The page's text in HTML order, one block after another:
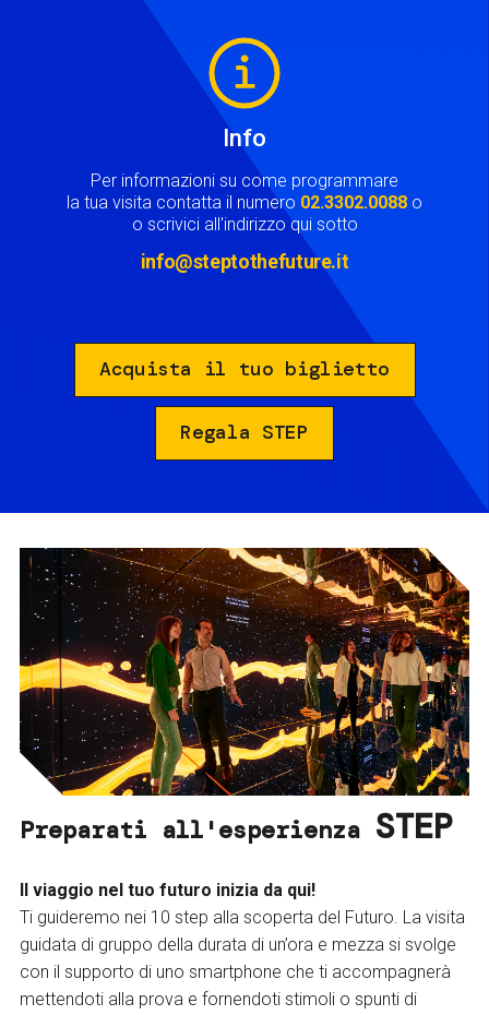
Info
Per informazioni su come programmare
la tua visita contatta il numero 02.3302.0088 o
o scrivici all'indirizzo qui sotto
info@steptothefuture.it
Acquista il tuo biglietto
Regala STEP
Preparati all'esperienza STEP
Il viaggio nel tuo futuro inizia da qui!
Ti guideremo nei 10 step alla scoperta del Futuro. La visita
guidata di gruppo della durata di un’ora e mezza si svolge
con il supporto di uno smartphone che ti accompagnerà
mettendoti alla prova e fornendoti stimoli o spunti di